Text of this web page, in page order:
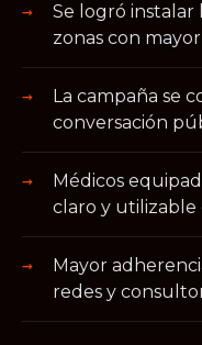
Se logró instalar
zonas con
La campaña se
conversación
Médicos
claro y utilizable
Mayor
redes y